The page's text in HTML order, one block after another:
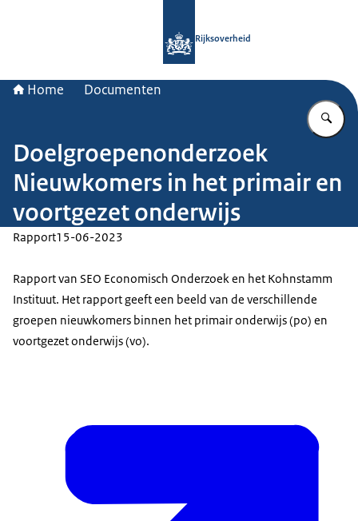
Rijksoverheid
Home Documenten
Doelgroepenonderzoek
Nieuwkomers in het primair en
voortgezet onderwijs
Rapport15-06-2023
Rapport van SEO Economisch Onderzoek en het Kohnstamm
Instituut. Het rapport geeft een beeld van de verschillende
groepen nieuwkomers binnen het primair onderwijs (po) en
voortgezet onderwijs (vo).